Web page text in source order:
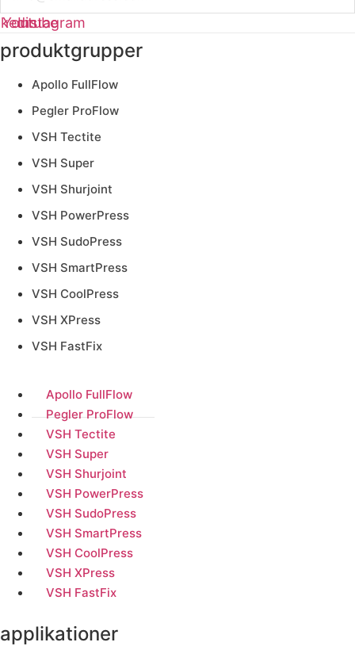
Youtube
Instagram
produktgrupper
Apollo FullFlow
Pegler ProFlow
VSH Tectite
VSH Super
VSH Shurjoint
VSH PowerPress
VSH SudoPress
VSH SmartPress
VSH CoolPress
VSH XPress
VSH FastFix
Apollo FullFlow
Pegler ProFlow
VSH Tectite
VSH Super
VSH Shurjoint
VSH PowerPress
VSH SudoPress
VSH SmartPress
VSH CoolPress
VSH XPress
VSH FastFix
applikationer